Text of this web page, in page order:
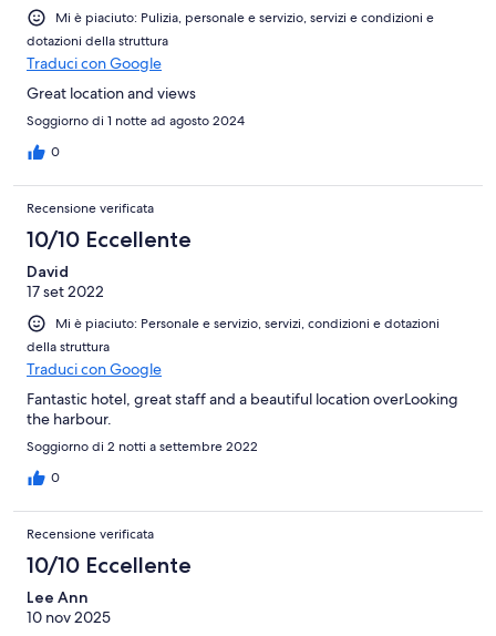
Mi è piaciuto: Pulizia, personale e servizio, servizi e condizioni e
dotazioni della struttura
Traduci con Google
Great location and views
Soggiorno di 1 notte ad agosto 2024
0
Recensione verificata
10/10 Eccellente
David
17 set 2022
Mi è piaciuto: Personale e servizio, servizi, condizioni e dotazioni
della struttura
Traduci con Google
Fantastic hotel, great staff and a beautiful location overLooking
the harbour.
Soggiorno di 2 notti a settembre 2022
0
Recensione verificata
10/10 Eccellente
Lee Ann
10 nov 2025